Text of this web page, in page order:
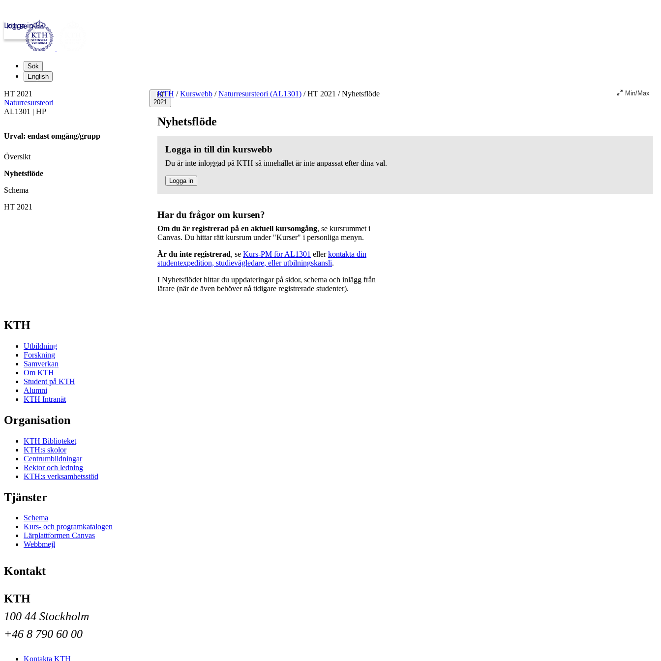
kth.se
Logga in
Sök
English
HT
2021
KTH / Kurswebb / Naturresursteori (AL1301) /HT 2021 /Nyhetsflöde Min/Max
Nyhetsflöde
Logga in till din kurswebb
Du är inte inloggad på KTH så innehållet är inte anpassat efter dina val.
Logga in
Har du frågor om kursen?
Om du är registrerad på en aktuell kursomgång, se kursrummet i
Canvas. Du hittar rätt kursrum under "Kurser" i personliga menyn.
Är du inte registrerad, se Kurs-PM för AL1301 ellerkontakta din
studentexpedition, studievägledare, eller utbilningskansli.
I Nyhetsflödet hittar du uppdateringar på sidor, schema och inlägg från
lärare (när de även behöver nå tidigare registrerade studenter).
HT 2021
Naturresursteori
AL1301 | HP
Urval: endast omgång/grupp
Översikt
Nyhetsflöde
Schema
HT 2021
KTH
Utbildning
Forskning
Samverkan
Om KTH
Student på KTH
Alumni
KTH Intranät
Organisation
KTH Biblioteket
KTH:s skolor
Centrumbildningar
Rektor och ledning
KTH:s verksamhetsstöd
Tjänster
Schema
Kurs- och programkatalogen
Lärplattformen Canvas
Webbmejl
Kontakt
KTH
100 44 Stockholm
+46 8 790 60 00
Kontakta KTH